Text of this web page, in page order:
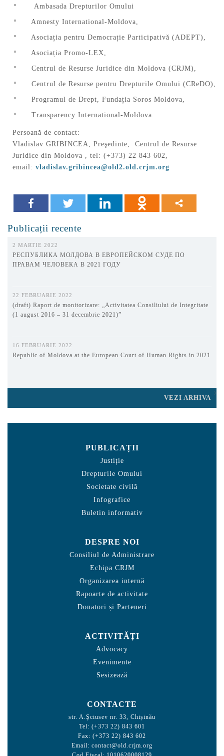
Ambasada Drepturilor Omului
Amnesty International-Moldova,
Asociația pentru Democrație Participativă (ADEPT),
Asociația Promo-LEX,
Centrul de Resurse Juridice din Moldova (CRJM),
Centrul de Resurse pentru Drepturile Omului (CReDO),
Programul de Drept, Fundația Soros Moldova,
Transparency International-Moldova.
Persoană de contact:
Vladislav GRIBINCEA, Preşedinte, Centrul de Resurse
Juridice din Moldova , tel: (+373) 22 843 602,
email: vladislav.gribincea@old2.old.crjm.org
Publicații recente
2 MARTIE 2022
РЕСПУБЛИКА МОЛДОВА В ЕВРОПЕЙСКОМ СУДЕ ПО
ПРАВАМ ЧЕЛОВЕКА В 2021 ГОДУ
22 FEBRUARIE 2022
(draft) Raport de monitorizare: „Activitatea Consiliului de Integritate
(1 august 2016 – 31 decembrie 2021)”
16 FEBRUARIE 2022
Republic of Moldova at the European Court of Human Rights in 2021
VEZI ARHIVA
PUBLICAȚII
Justiție
Drepturile Omului
Societate civilă
Infografice
Buletin informativ
DESPRE NOI
Consiliul de Administrare
Echipa CRJM
Organizarea internă
Rapoarte de activitate
Donatori și Parteneri
ACTIVITĂȚI
Advocacy
Evenimente
Sesizează
CONTACTE
str. A.Şciusev nr. 33, Chișinău
Tel: (+373 22) 843 601
Fax: (+373 22) 843 602
Email: contact@old.crjm.org